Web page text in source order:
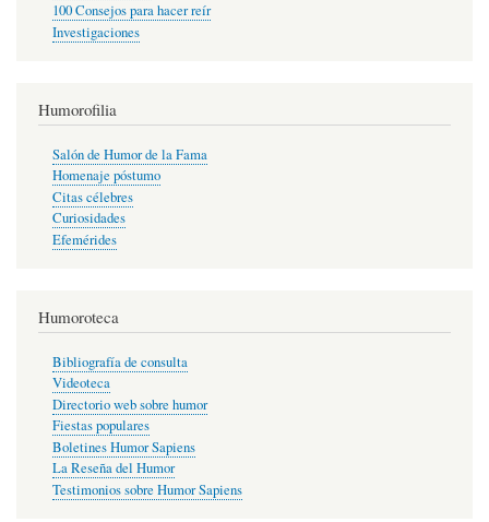
100 Consejos para hacer reír
Investigaciones
Humorofilia
Salón de Humor de la Fama
Homenaje póstumo
Citas célebres
Curiosidades
Efemérides
Humoroteca
Bibliografía de consulta
Videoteca
Directorio web sobre humor
Fiestas populares
Boletines Humor Sapiens
La Reseña del Humor
Testimonios sobre Humor Sapiens